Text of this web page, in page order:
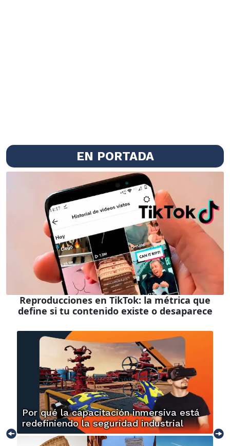
EN PORTADA
Reproducciones en TikTok: la métrica que
define si tu contenido existe o desaparece
Por qué la capacitación inmersiva está
redefiniendo la seguridad industrial